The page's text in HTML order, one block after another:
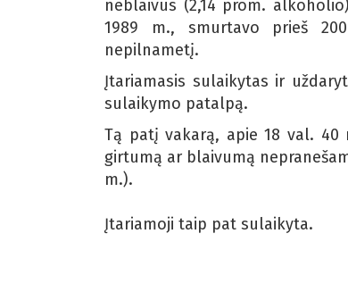
neblaivus (2,14 prom.
1989 m., smurtavo prieš
nepilnametį.
Įtariamasis sulaikytas ir
sulaikymo patalpą.
Tą patį vakarą, apie 18 val. 40
girtumą ar blaivumą
m.).
Įtariamoji taip pat sulaikyta.